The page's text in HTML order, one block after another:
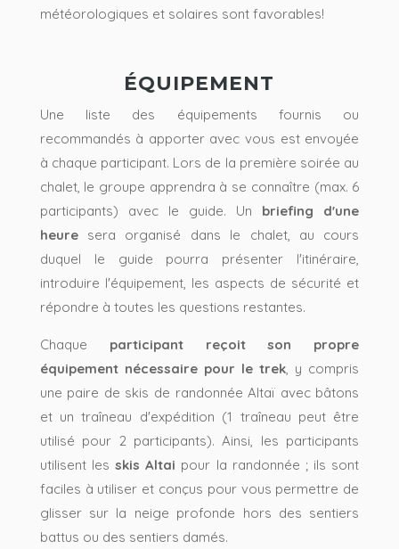
météorologiques et solaires sont favorables!
ÉQUIPEMENT
Une liste des équipements fournis ou
recommandés à apporter avec vous est envoyée
à chaque participant. Lors de la première soirée au
chalet, le groupe apprendra à se connaître (max. 6
participants) avec le guide. Un briefing d'une
heuresera organisé dans le chalet, au cours
duquel le guide pourra présenter l'itinéraire,
introduire l'équipement, les aspects de sécurité et
répondre à toutes les questions restantes.
Chaque participant reçoit son propre
équipement nécessaire pour le trek, y compris
une paire de skis de randonnée Altaï avec bâtons
et un traîneau d'expédition (1 traîneau peut être
utilisé pour 2 participants). Ainsi, les participants
utilisent lesskis Altai pour la randonnée ; ils sont
faciles à utiliser et conçus pour vous permettre de
glisser sur la neige profonde hors des sentiers
battus ou des sentiers damés.